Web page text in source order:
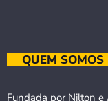
QUEM SOMOS
Fundada por Nilton